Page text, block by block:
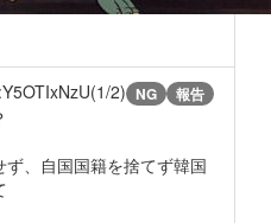
2) NG 報告
、自国国籍を捨てず韓国